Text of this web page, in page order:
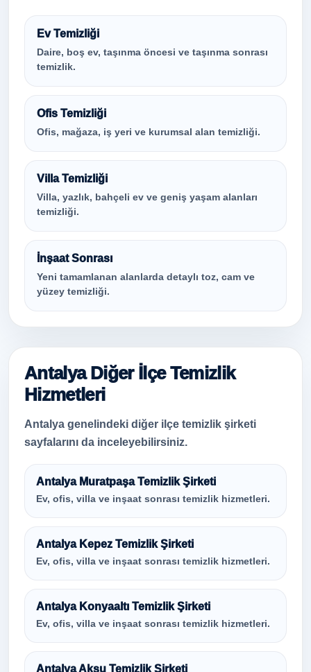
Ev Temizliği
Daire, boş ev, taşınma öncesi ve taşınma sonrası
temizlik.
Ofis Temizliği
Ofis, mağaza, iş yeri ve kurumsal alan temizliği.
Villa Temizliği
Villa, yazlık, bahçeli ev ve geniş yaşam alanları
temizliği.
İnşaat Sonrası
Yeni tamamlanan alanlarda detaylı toz, cam ve
yüzey temizliği.
Antalya Diğer İlçe Temizlik
Hizmetleri
Antalya genelindeki diğer ilçe temizlik şirketi
sayfalarını da inceleyebilirsiniz.
Antalya Muratpaşa Temizlik Şirketi
Ev, ofis, villa ve inşaat sonrası temizlik hizmetleri.
Antalya Kepez Temizlik Şirketi
Ev, ofis, villa ve inşaat sonrası temizlik hizmetleri.
Antalya Konyaaltı Temizlik Şirketi
Ev, ofis, villa ve inşaat sonrası temizlik hizmetleri.
Antalya Aksu Temizlik Şirketi